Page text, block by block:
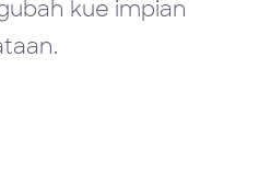
kue impian